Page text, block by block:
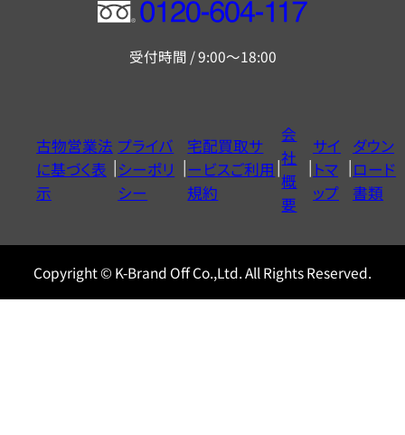
フ
ー
ヤ
ル
0120604117
受付時間 / 9:00～18:00
古物営業法
に基づく表
示
プライバ
シーポリ
シー
宅配買取サ
ービスご利用
規約
会
社
概
要
サイ
トマ
ップ
ダウン
ロード
書類
Copyright © K-Brand Off Co.,Ltd. All Rights Reserved.